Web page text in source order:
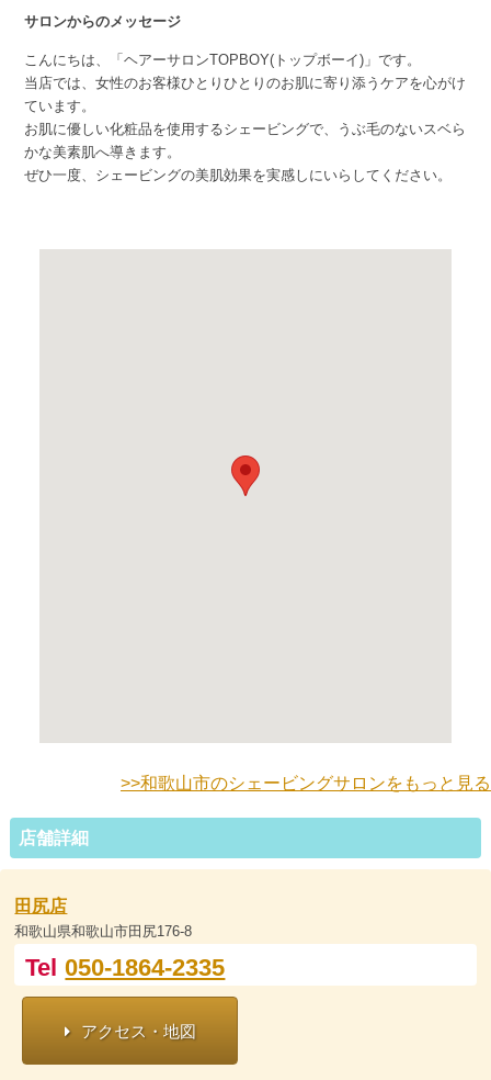
サロンからのメッセージ
こんにちは、「ヘアーサロンTOPBOY(トップボーイ)」です。
当店では、女性のお客様ひとりひとりのお肌に寄り添うケアを心がけ
ています。
お肌に優しい化粧品を使用するシェービングで、うぶ毛のないスベら
かな美素肌へ導きます。
ぜひ一度、シェービングの美肌効果を実感しにいらしてください。
>>和歌山市のシェービングサロンをもっと見る
店舗詳細
田尻店
和歌山県和歌山市田尻176-8
Tel050-1864-2335
アクセス・地図